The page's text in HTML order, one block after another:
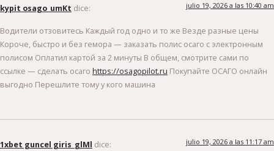
kypit osago_umKt dice: julio 19, 2026 a las 10:40 am
Водители отзовитесь Каждый год одно и то же Везде разные цены
Короче, быстро и без гемора — заказать полис осаго с электронным
полисом Оплатил картой за 2 минуты В общем, смотрите сами по
ссылке — сделать осаго https://osagopilot.ru Покупайте ОСАГО онлайн
выгодно Перешлите тому у кого машина
1xbet guncel giris_glMl dice: julio 19, 2026 a las 11:17 am